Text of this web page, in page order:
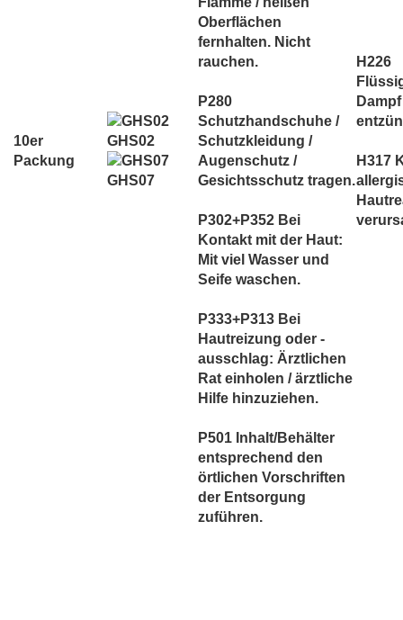
10er
Packung
GHS02
GHS07
Oberflächen
fernhalten. Nicht
rauchen.
P280
Schutzhandschuhe /
Schutzkleidung /
Augenschutz /
Gesichtsschutz tragen.
P302+P352 Bei
Kontakt mit der Haut:
Mit viel Wasser und
Seife waschen.
P333+P313 Bei
Hautreizung oder -
ausschlag: Ärztlichen
Rat einholen / ärztliche
Hilfe hinzuziehen.
P501 Inhalt/Behälter
entsprechend den
örtlichen Vorschriften
der Entsorgung
zuführen.
H226
Dampf
H317